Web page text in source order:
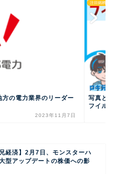
の電力業界のリーダー
2023年11月7日
注目銘柄
写真と
フイル
兄経済】2月7日、モンスターハ
型アップデートの株価への影